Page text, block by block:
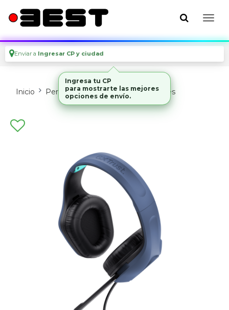
Enviar a Ingresar CP y ciudad
Inicio Perifericos Parlantes Y Auriculares
Ingresa tu CP
para mostrarte las mejores
opciones de envío.